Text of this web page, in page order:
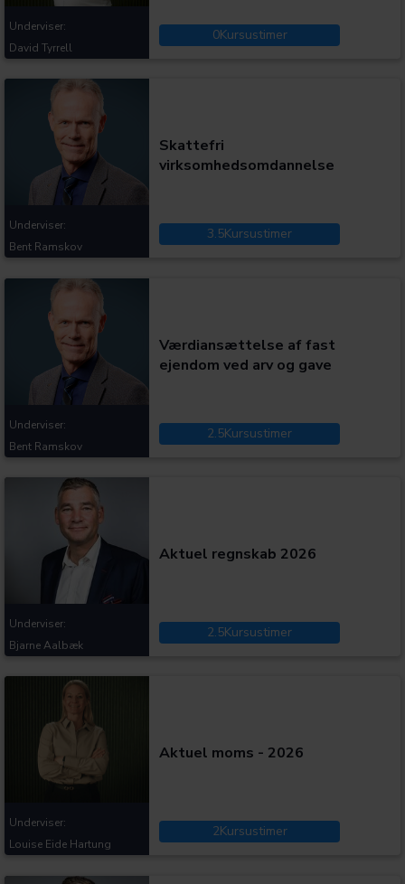
0Kursustimer
Underviser:
David Tyrrell
Skattefri
virksomhedsomdannelse
3.5Kursustimer
Underviser:
Bent Ramskov
Værdiansættelse af fast
ejendom ved arv og gave
2.5Kursustimer
Underviser:
Bent Ramskov
Aktuel regnskab 2026
2.5Kursustimer
Underviser:
Bjarne Aalbæk
Aktuel moms - 2026
2Kursustimer
Underviser:
Louise Eide Hartung